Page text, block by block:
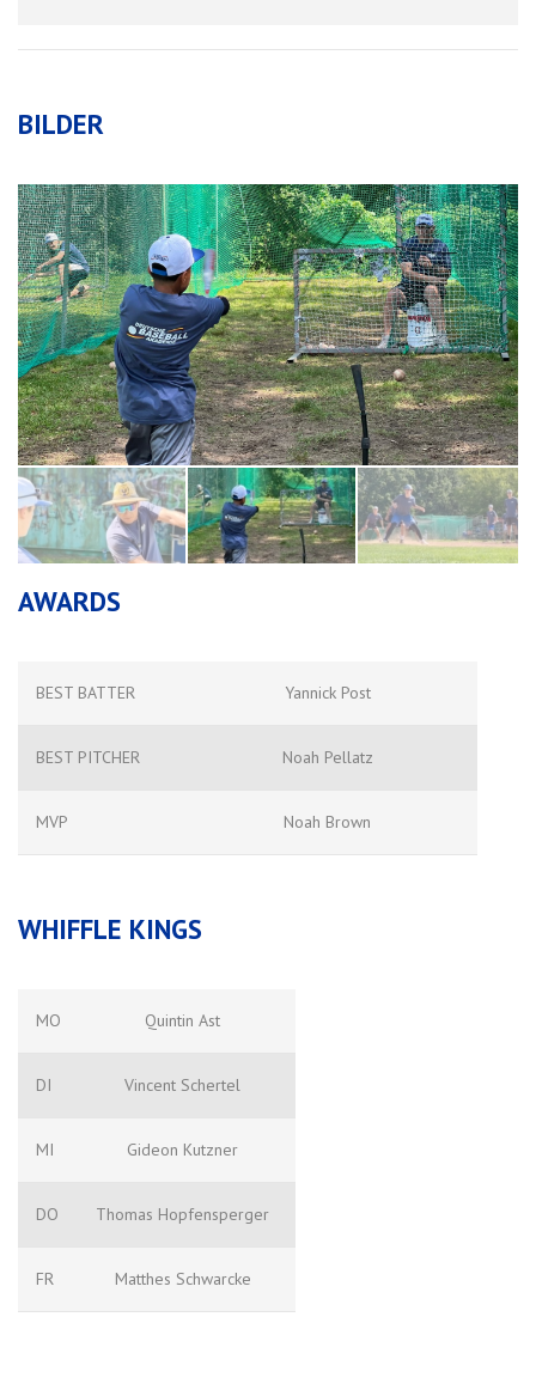
BILDER
AWARDS
BEST BATTER Yannick Post
BEST PITCHER Noah Pellatz
MVP Noah Brown
WHIFFLE KINGS
MO Quintin Ast
DI Vincent Schertel
MI Gideon Kutzner
DO Thomas Hopfensperger
FR Matthes Schwarcke